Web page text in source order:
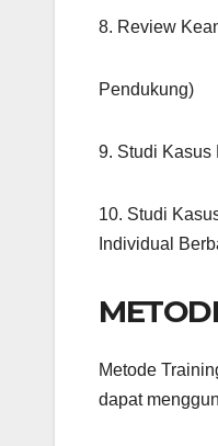
8. Review
Pendukung)
9. Studi Kasus
10. Studi
Individual
Metode
dapat